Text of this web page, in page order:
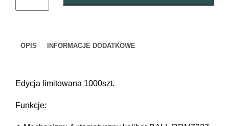
OPIS INFORMACJE DODATKOWE
Edycja limitowana 1000szt.
Funkcje: